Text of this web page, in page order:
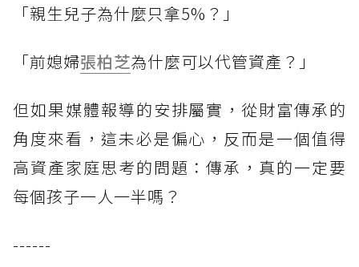
「親生兒子為什麼只拿5%？」
「前媳婦張柏芝為什麼可以代管資產？」
但如果媒體報導的安排屬實，從財富傳承的
角度來看，這未必是偏心，反而是一個值得
高資產家庭思考的問題：傳承，真的一定要
每個孩子一人一半嗎？
------